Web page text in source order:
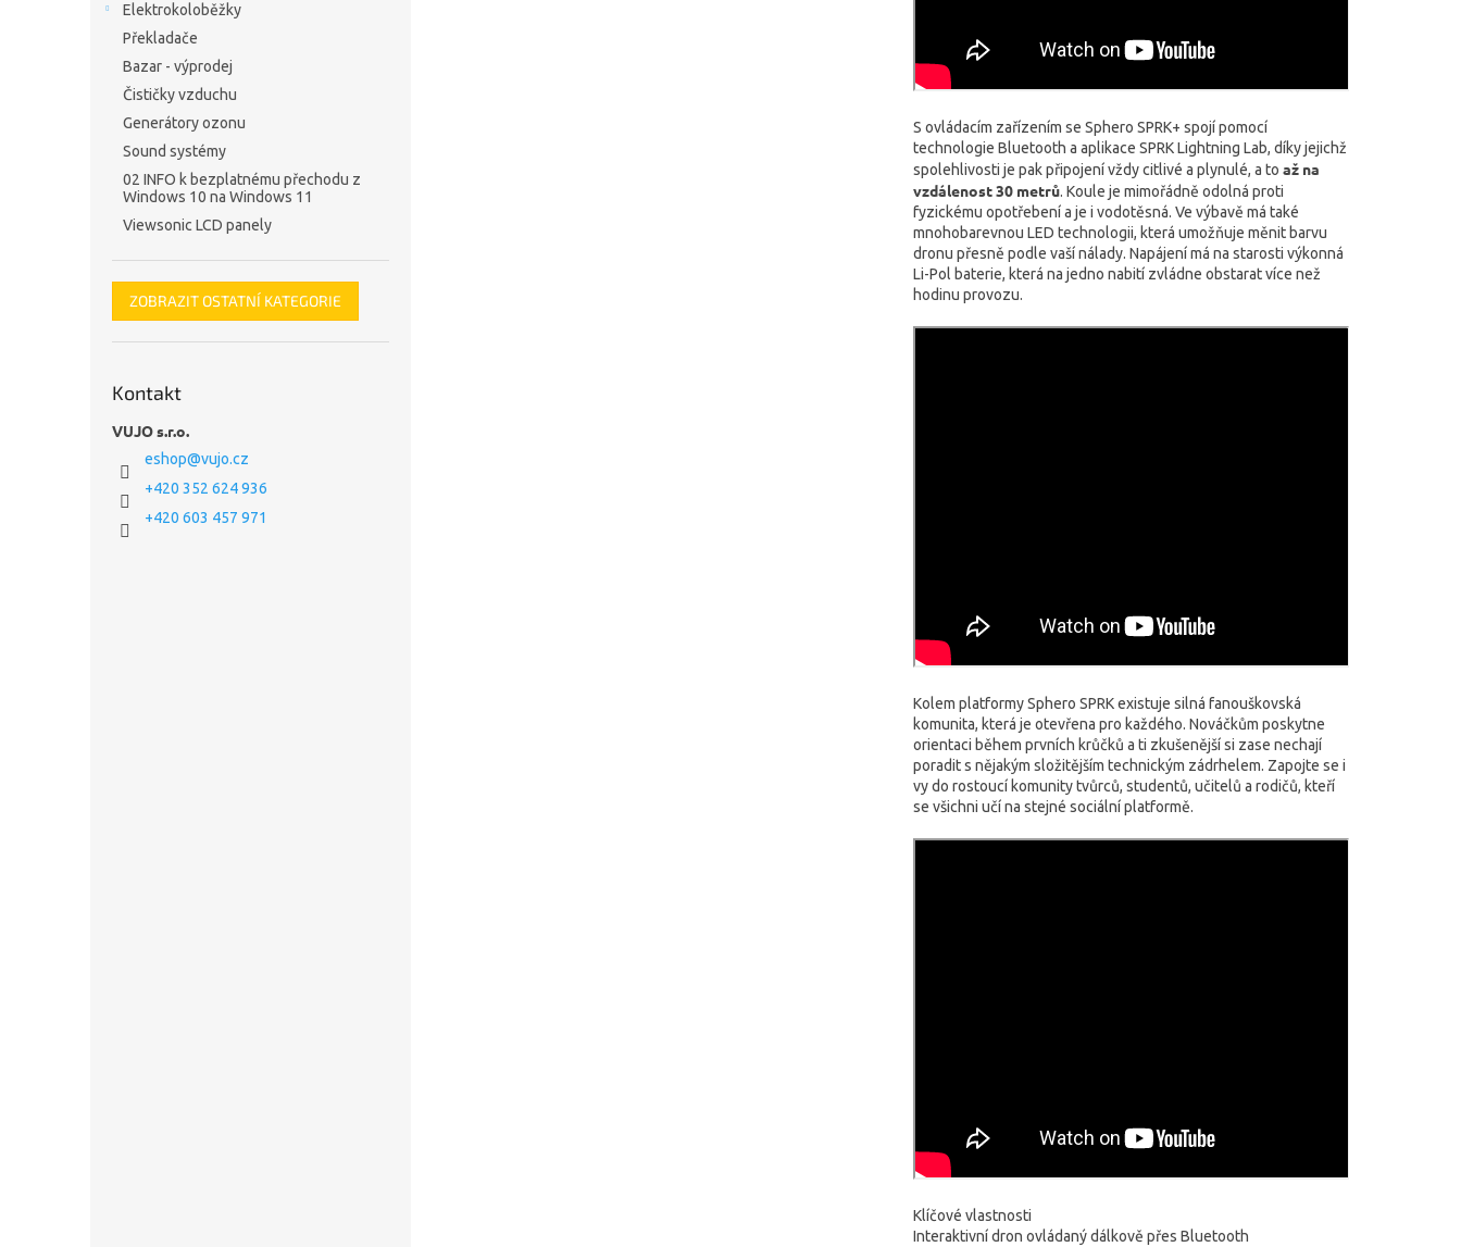
Elektrokoloběžky
Překladače
Bazar - výprodej
Čističky vzduchu
Generátory ozonu
Sound systémy
02 INFO k bezplatnému přechodu z
Windows 10 na Windows 11
Viewsonic LCD panely
ZOBRAZIT OSTATNÍ KATEGORIE
Kontakt
VUJO s.r.o.
eshop@vujo.cz
+420 352 624 936
+420 603 457 971
S ovládacím zařízením se Sphero SPRK+ spojí pomocí
technologie Bluetooth a aplikace SPRK Lightning Lab, díky jejichž
spolehlivosti je pak připojení vždy citlivé a plynulé, a to až na
vzdálenost 30 metrů. Koule je mimořádně odolná proti
fyzickému opotřebení a je i vodotěsná. Ve výbavě má také
mnohobarevnou LED technologii, která umožňuje měnit barvu
dronu přesně podle vaší nálady. Napájení má na starosti výkonná
Li-Pol baterie, která na jedno nabití zvládne obstarat více než
hodinu provozu.
Kolem platformy Sphero SPRK existuje silná fanouškovská
komunita, která je otevřena pro každého. Nováčkům poskytne
orientaci během prvních krůčků a ti zkušenější si zase nechají
poradit s nějakým složitějším technickým zádrhelem. Zapojte se i
vy do rostoucí komunity tvůrců, studentů, učitelů a rodičů, kteří
se všichni učí na stejné sociální platformě.
Klíčové vlastnosti
Interaktivní dron ovládaný dálkově přes Bluetooth